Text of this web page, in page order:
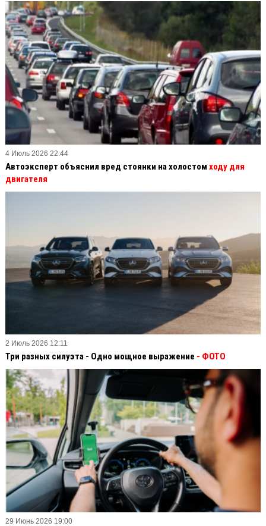
4 Июль 2026 22:44
Автоэксперт объяснил вред стоянки на холостом ходу для
двигателя
2 Июль 2026 12:11
Три разных силуэта - Одно мощное выражение - ФОТО
29 Июнь 2026 19:00